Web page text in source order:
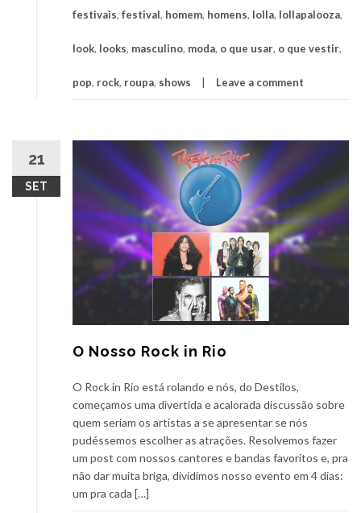
festivais, festival, homem, homens, lolla, lollapalooza,
look, looks, masculino, moda, o que usar, o que vestir,
pop, rock, roupa, shows Leave a comment
21
SET
O Nosso Rock in Rio
O Rock in Rio está rolando e nós, do Destilos,
começamos uma divertida e acalorada discussão sobre
quem seriam os artistas a se apresentar se nós
pudéssemos escolher as atrações. Resolvemos fazer
um post com nossos cantores e bandas favoritos e, pra
não dar muita briga, dividimos nosso evento em 4 dias:
um pra cada […]